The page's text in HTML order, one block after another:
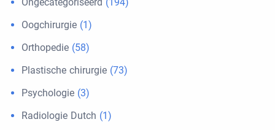
Oogchirurgie (1)
Orthopedie (58)
Plastische chirurgie (73)
Psychologie (3)
Radiologie Dutch (1)